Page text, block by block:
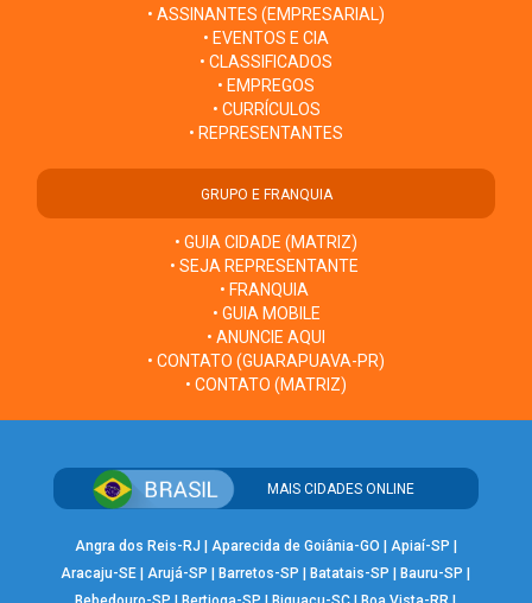
• ASSINANTES (EMPRESARIAL)
• EVENTOS E CIA
• CLASSIFICADOS
• EMPREGOS
• CURRÍCULOS
• REPRESENTANTES
GRUPO E FRANQUIA
• GUIA CIDADE (MATRIZ)
• SEJA REPRESENTANTE
• FRANQUIA
• GUIA MOBILE
• ANUNCIE AQUI
• CONTATO (GUARAPUAVA-PR)
• CONTATO (MATRIZ)
MAIS CIDADES ONLINE
Angra dos Reis-RJ Aparecida de Goiânia-GO Apiaí-SP
Aracaju-SE |Arujá-SP Barretos-SP Batatais-SP Bauru-SP